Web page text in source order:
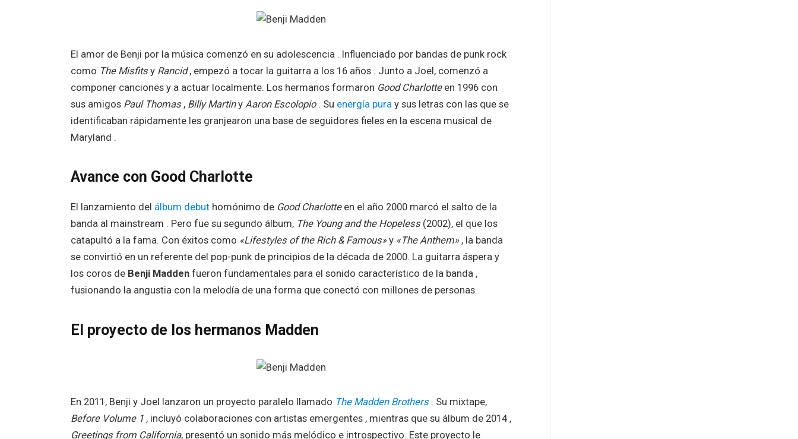
El amor de Benji por la música comenzó en su adolescencia . Influenciado por bandas de punk rock
como The Misfitsy Rancid, empezó a tocar la guitarra a los 16 años . Junto a Joel, comenzó a
componer canciones y a actuar localmente. Los hermanos formaron Good Charlotteen 1996 con
sus amigos Paul Thomas, Billy Martiny Aaron Escolopio. Su energía pura y sus letras con las que se
identificaban rápidamente les granjearon una base de seguidores fieles en la escena musical de
Maryland .
Avance con Good Charlotte
El lanzamiento del álbum debuthomónimo de Good Charlotteen el año 2000 marcó el salto de la
banda al mainstream . Pero fue su segundo álbum, The Young and the Hopeless(2002), el que los
catapultó a la fama. Con éxitos como «Lifestyles of the Rich & Famous»y «The Anthem», la banda
se convirtió en un referente del pop-punk de principios de la década de 2000. La guitarra áspera y
los coros de Benji Maddenfueron fundamentales para el sonido característico de la banda ,
fusionando la angustia con la melodía de una forma que conectó con millones de personas.
El proyecto de los hermanos Madden
En 2011, Benji y Joel lanzaron un proyecto paralelo llamado The Madden Brothers. Su mixtape,
Before Volume 1, incluyó colaboraciones con artistas emergentes , mientras que su álbum de 2014 ,
Greetings from California,presentó un sonido más melódico e introspectivo. Este proyecto le